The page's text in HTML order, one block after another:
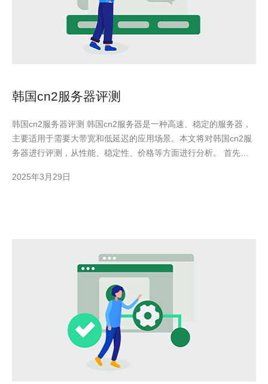
韩国cn2服务器评测
韩国cn2服务器评测 韩国cn2服务器是一种高速、稳定的服务器，
主要适用于需要大带宽和低延迟的应用场景。本文将对韩国cn2服
务器进行评测，从性能、稳定性、价格等方面进行分析。 首先，
服务器具有出色的网络性能，可以提供稳定的高速网络连接。无论
2025年3月29日